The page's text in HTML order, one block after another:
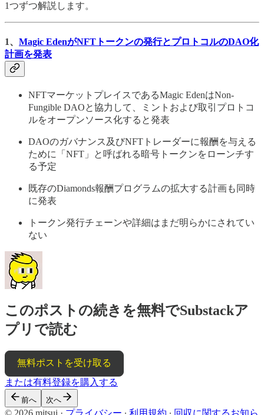
1つずつ解説します。
1、 Magic EdenがNFTトークンの発行とプロトコルのDAO化
計画を発表
NFTマーケットプレイスであるMagic EdenはNon-
Fungible DAOと協力して、ミントおよび取引プロトコ
ルをオープンソース化すると発表
DAOのガバナンス及びNFTトレーダーに報酬を与える
ために「NFT」と呼ばれる暗号トークンをローンチす
る予定
既存のDiamonds報酬プログラムの拡大する計画も同時
に発表
トークン発行チェーンや詳細はまだ明らかにされてい
ない
このポストの続きを無料でSubstackア
プリで読む
無料ポストを受け取る
または有料登録を購入する
前へ 次へ
© 2026 mitsui · プライバシー ∙ 利用規約 ∙ 回収に関するお知ら